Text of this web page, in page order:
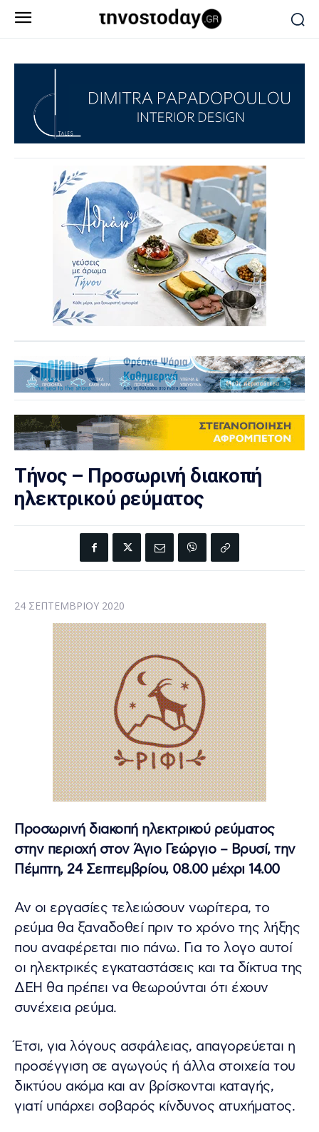
Τήνος – Προσωρινή διακοπή
ηλεκτρικού ρεύματος
24 ΣΕΠΤΕΜΒΡΊΟΥ 2020
Προσωρινή διακοπή ηλεκτρικού ρεύματος
στην περιοχή στον Άγιο Γεώργιο – Βρυσί, την
Πέμπτη, 24 Σεπτεμβρίου, 08.00 μέχρι 14.00
Αν οι εργασίες τελειώσουν νωρίτερα, το
ρεύμα θα ξαναδοθεί πριν το χρόνο της λήξης
που αναφέρεται πιο πάνω. Για το λoγο αυτοί
οι ηλεκτρικές εγκαταστάσεις και τα δίκτυα της
ΔΕΗ θα πρέπει να θεωρούνται ότι έχουν
συνέχεια ρεύμα.
Έτσι, για λόγους ασφάλειας, απαγορεύεται η
προσέγγιση σε αγωγούς ή άλλα στοιχεία του
δικτύου ακόμα και αν βρίσκονται καταγής,
γιατί υπάρχει σοβαρός κίνδυνος ατυχήματος.